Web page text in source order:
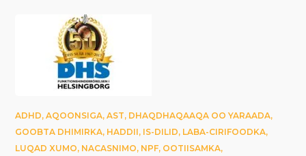
ADHD,AQOONSIGA,AST, DHAQDHAQAAQA OO YARAADA,
GOOBTA DHIMIRKA, HADDII, IS-DILID, LABA-CIRIFOODKA,
LUQAD XUMO, NACASNIMO, NPF, OOTIISAMKA,